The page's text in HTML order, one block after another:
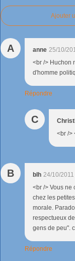
Ajouter
A anne 25/10/
<br /> Huchon
d'homme
Répondre
C
<br />
B blh 24/10/
<br /> Vous ne
chez les
morale.
respectueux
gens de peu".
Répondre